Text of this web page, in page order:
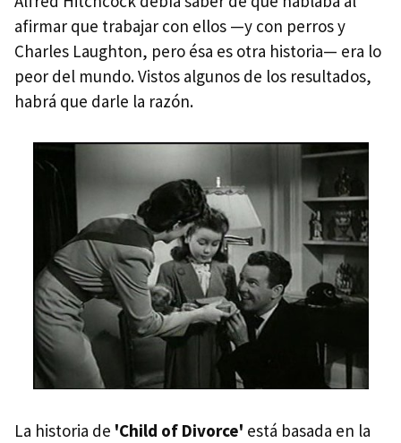
afirmar que trabajar con ellos —y con perros y
Charles Laughton, pero ésa es otra historia— era lo
peor del mundo. Vistos algunos de los resultados,
habrá que darle la razón.
La historia de 'Child of Divorce' está basada en la